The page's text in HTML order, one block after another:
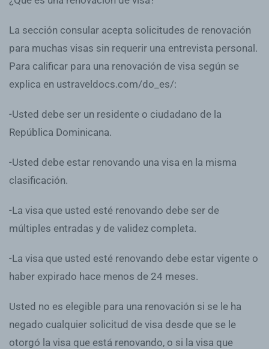
La sección consular acepta solicitudes de renovación
para muchas visas sin requerir una entrevista personal.
Para calificar para una renovación de visa según se
explica en ustraveldocs.com/do_es/:
-Usted debe ser un residente o ciudadano de la
República Dominicana.
-Usted debe estar renovando una visa en la misma
clasificación.
-La visa que usted esté renovando debe ser de
múltiples entradas y de validez completa.
-La visa que usted esté renovando debe estar vigente o
haber expirado hace menos de 24 meses.
Usted no es elegible para una renovación si se le ha
negado cualquier solicitud de visa desde que se le
otorgó la visa que está renovando, o si la visa que